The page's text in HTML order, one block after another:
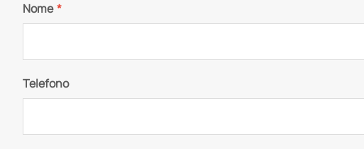
Nome*
Telefono